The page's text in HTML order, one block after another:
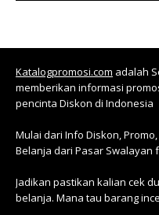
Katalogpromosi.com adalah
memberikan informasi
pencinta Diskon di Indonesia
Mulai dari Info Diskon,
Belanja dari Pasar Swalayan
Jadikan pastikan kalian cek
belanja. Mana tau barang